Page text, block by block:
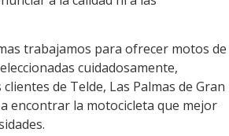
trabajamos para ofrecer motos de
cuidadosamente,
de Telde, Las Palmas de Gran
encontrar la motocicleta que mejor